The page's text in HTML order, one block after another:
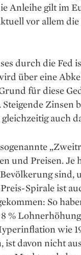
Anleihe gilt im
vor allem
durch die Fed
über eine
für diese
Zinsen
auch
und Preisen. Je
sind,
Spirale ist
So
%
wie
davon nicht